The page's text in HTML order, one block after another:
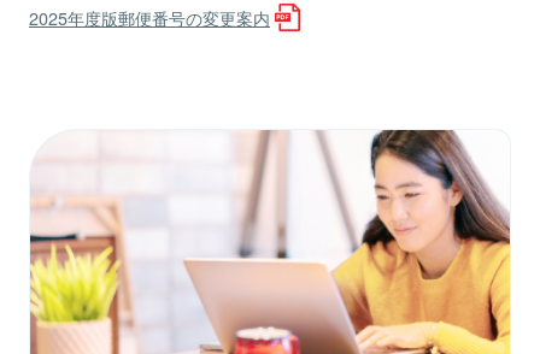
2025年度版郵便番号の変更案内